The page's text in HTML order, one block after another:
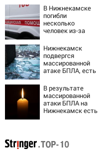
Нижнекамск
В Нижнекамске
погибли
несколько
человек из-за
атаки БПЛА
Нижнекамск
подвергся
массированной
атаке БПЛА, есть
В результате
массированной
атаки БПЛА на
Нижнекамск есть